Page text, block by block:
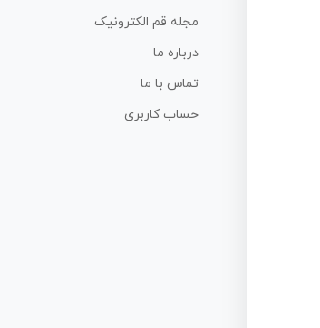
مجله قم الکترونیک
درباره ما
تماس با ما
حساب کاربری